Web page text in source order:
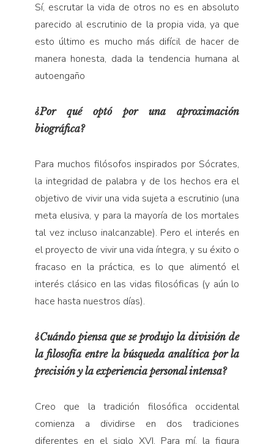
Sí, escrutar la vida de otros no es en absoluto
parecido al escrutinio de la propia vida, ya que
esto último es mucho más difícil de hacer de
manera honesta, dada la tendencia humana al
autoengaño
¿Por qué optó por una aproximación
biográfica?
Para muchos filósofos inspirados por Sócrates,
la integridad de palabra y de los hechos era el
objetivo de vivir una vida sujeta a escrutinio (una
meta elusiva, y para la mayoría de los mortales
tal vez incluso inalcanzable). Pero el interés en
el proyecto de vivir una vida íntegra, y su éxito o
fracaso en la práctica, es lo que alimentó el
interés clásico en las vidas filosóficas (y aún lo
hace hasta nuestros días).
¿Cuándo piensa que se produjo la división de
la filosofía entre la búsqueda analítica por la
precisión y la experiencia personal intensa?
Creo que la tradición filosófica occidental
comienza a dividirse en dos tradiciones
diferentes en el siglo XVI. Para mí, la figura